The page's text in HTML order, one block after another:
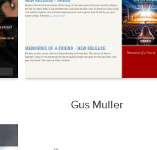
Gus Muller